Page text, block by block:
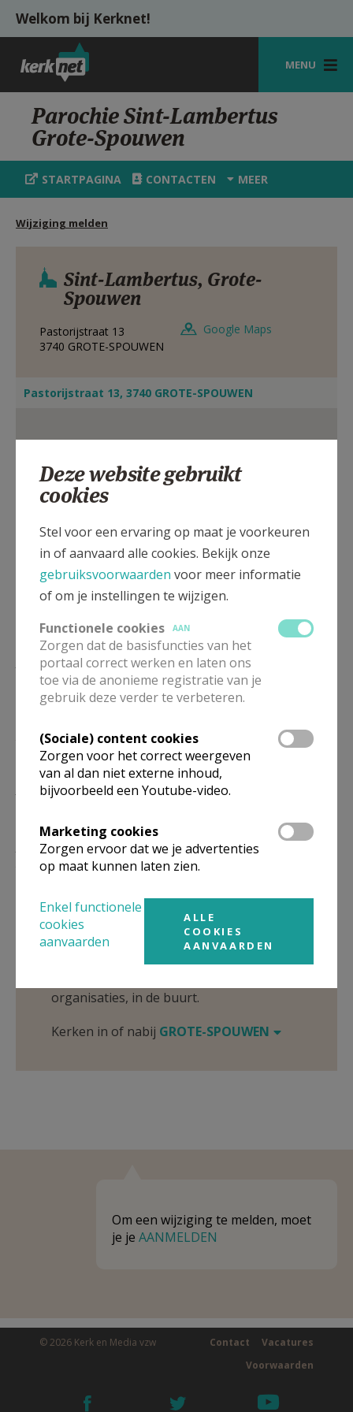
Overslaan en naar de inhoud gaan
Welkom bij Kerknet!
MENU
STARTPAGINA
KERK
VIERINGEN
HULP
MIJN PAROCHIE
AANMELDEN OF REGISTREREN
Parochie Sint-Lambertus
Grote-Spouwen
STARTPAGINA CONTACTEN MEER
Wijziging melden
Sint-Lambertus, Grote-
Spouwen
Pastorijstraat 13
3740 GROTE-SPOUWEN
Google Maps
Pastorijstraat 13, 3740 GROTE-SPOUWEN
11.00
Eucharistie
Weekendviering voor de federatie
Kerstmis
11.00
Eucharistie
11.00 Eucharistie
Kerstmis
Omgeving
Niet gevonden wat je zocht? Hier vind je
organisaties, in de buurt.
Kerken in of nabij GROTE-SPOUWEN
Om een wijziging te melden, moet
je je AANMELDEN
© 2026 Kerk en Media vzw Vacatures
Contact
Voorwaarden
Deze website gebruikt
cookies
Stel voor een ervaring op maat je voorkeuren
in of aanvaard alle cookies. Bekijk onze
gebruiksvoorwaarden voor meer informatie
of om je instellingen te wijzigen.
Functionele cookies
AAN
Zorgen dat de basisfuncties van het
portaal correct werken en laten ons
toe via de anonieme registratie van je
gebruik deze verder te verbeteren.
(Sociale) content cookies
Zorgen voor het correct weergeven
van al dan niet externe inhoud,
bijvoorbeeld een Youtube-video.
Marketing cookies
Zorgen ervoor dat we je advertenties
op maat kunnen laten zien.
Enkel functionele
cookies
aanvaarden
ALLE
COOKIES
AANVAARDEN